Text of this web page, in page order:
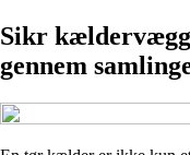
Sikr
gennem